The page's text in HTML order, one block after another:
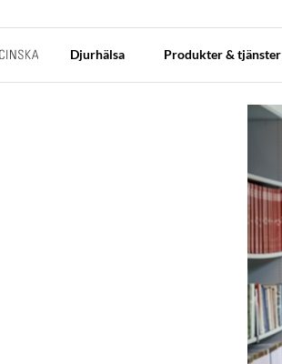
Djurhälsa Produkter & tjänster